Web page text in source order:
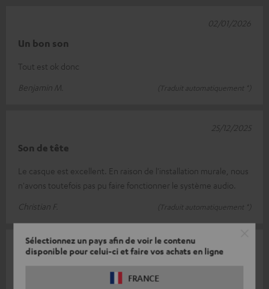
Sélectionnez un pays afin de voir le contenu
disponible pour celui-ci et faire vos achats en ligne
FRANCE
Un bon son
Tout est ok donc
Benjamin M.
(Traduit automatiquement *)
02/01/2026
Son de tête
Le casque est excellent. En raison de l'installation murale, nous
n'avons toutefois pas pu faire fonctionner le système audio.
Christian F.
(Traduit automatiquement *)
25/12/2025